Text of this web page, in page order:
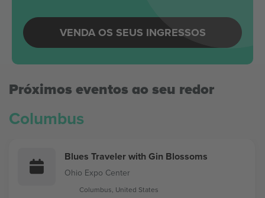
VENDA OS SEUS INGRESSOS
Próximos eventos ao seu redor
Columbus
Blues Traveler with Gin Blossoms
Ohio Expo Center
Columbus, United States